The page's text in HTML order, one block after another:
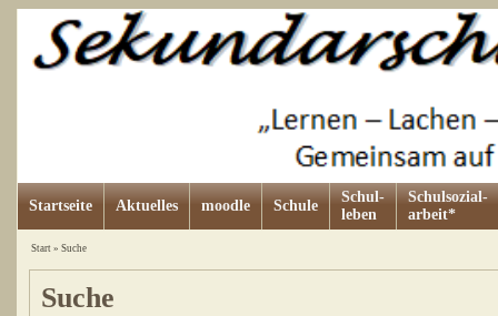
Startseite Aktuelles moodle Schule
Schul-
leben
Schulsozial-
arbeit*
Start» Suche
Suche